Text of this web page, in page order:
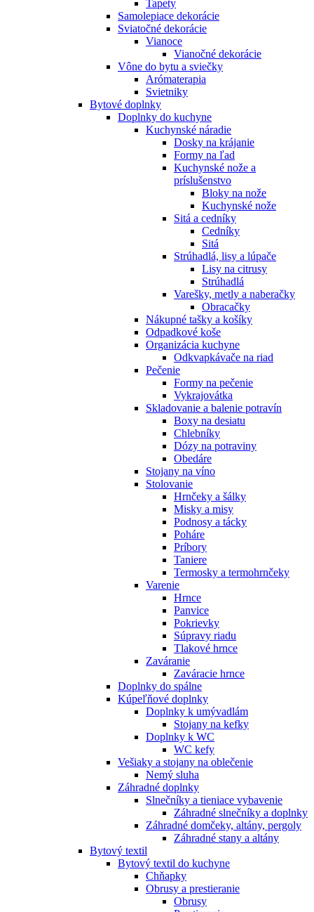
Tapety
Samolepiace dekorácie
Sviatočné dekorácie
Vianoce
Vianočné dekorácie
Vône do bytu a sviečky
Arómaterapia
Svietniky
Bytové doplnky
Doplnky do kuchyne
Kuchynské náradie
Dosky na krájanie
Formy na ľad
Kuchynské nože a
príslušenstvo
Bloky na nože
Kuchynské nože
Sitá a cedníky
Cedníky
Sitá
Strúhadlá, lisy a lúpače
Lisy na citrusy
Strúhadlá
Varešky, metly a naberačky
Obracačky
Nákupné tašky a košíky
Odpadkové koše
Organizácia kuchyne
Odkvapkávače na riad
Pečenie
Formy na pečenie
Vykrajovátka
Skladovanie a balenie potravín
Boxy na desiatu
Chlebníky
Dózy na potraviny
Obedáre
Stojany na víno
Stolovanie
Hrnčeky a šálky
Misky a misy
Podnosy a tácky
Poháre
Príbory
Taniere
Termosky a termohrnčeky
Varenie
Hrnce
Panvice
Pokrievky
Súpravy riadu
Tlakové hrnce
Zaváranie
Zaváracie hrnce
Doplnky do spálne
Kúpeľňové doplnky
Doplnky k umývadlám
Stojany na kefky
Doplnky k WC
WC kefy
Vešiaky a stojany na oblečenie
Nemý sluha
Záhradné doplnky
Slnečníky a tieniace vybavenie
Záhradné slnečníky a doplnky
Záhradné domčeky, altány, pergoly
Záhradné stany a altány
Bytový textil
Bytový textil do kuchyne
Chňapky
Obrusy a prestieranie
Obrusy